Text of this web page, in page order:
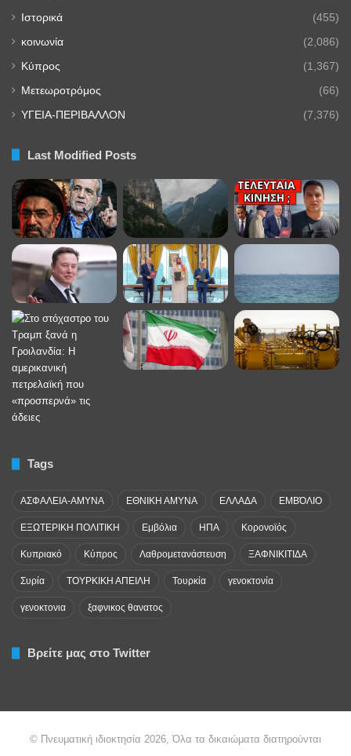
Ιστορικά (455)
κοινωνία (2,086)
Κύπρος (1,367)
Μετεωροτρόμος (66)
ΥΓΕΙΑ-ΠΕΡΙΒΑΛΛΟΝ (7,376)
Last Modified Posts
Tags
ΑΣΦΑΛΕΙΑ-ΑΜΥΝΑ ΕΘΝΙΚΗ ΑΜΥΝΑ ΕΛΛΑΔΑ ΕΜΒΌΛΙΟ
ΕΞΩΤΕΡΙΚΗ ΠΟΛΙΤΙΚΗ Εμβόλια ΗΠΑ Κορονοϊός
Κυπριακό Κύπρος Λαθρομετανάστευση ΞΑΦΝΙΚΙΤΙΔΑ
Συρία ΤΟΥΡΚΙΚΗ ΑΠΕΙΛΗ Τουρκία γενοκτονία
γενοκτονια ξαφνικος θανατος
Βρείτε μας στο Twitter
© Πνευματική ιδιοκτησία 2026, Όλα τα δικαιώματα διατηρούνται